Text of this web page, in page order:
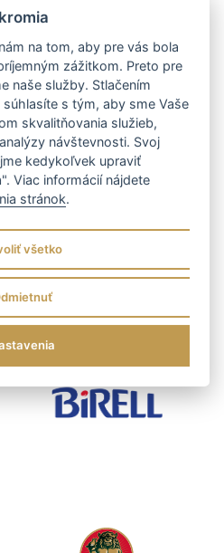
je pestrá
našich
na tom, aby pre vás bola
zážitkom. Preto pre
naše služby. Stlačením
s tým, aby sme Vaše
skvalitňovania služieb,
návštevnosti. Svoj
kedykoľvek upraviť
Viac informácií nájdete
stránok.
všetko